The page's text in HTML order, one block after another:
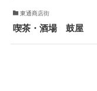
東通商店街
喫茶・酒場 鼓屋